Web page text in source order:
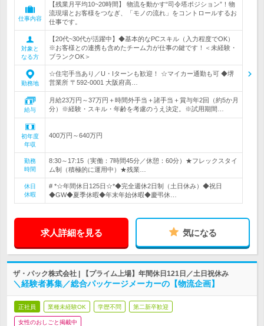
仕事内容
【残業月平均10~20時間】 物流を動かす“司令塔ポジション”！物
流現場とお客様をつなぎ、「モノの流れ」をコントロールするお
仕事です。
対象と
なる方
【20代~30代が活躍中】◆基本的なPCスキル（入力程度でOK）
※お客様との連携も含めたチーム力が仕事の鍵です！＜未経験・
ブランクOK＞
勤務地
☆住宅手当あり／U・Iターンも歓迎！ ☆マイカー通勤も可 ◆堺
営業所 〒592-0001 大阪府高…
給与
月給23万円～37万円＋時間外手当＋諸手当＋賞与年2回（約5か月
分）※経験・スキル・年齢を考慮のうえ決定。※試用期間…
初年度
年収
400万円～640万円
勤務
時間
8:30～17:15（実働：7時間45分／休憩：60分）★フレックスタイ
ム制（積極的に運用中）★残業…
休日
休暇
# *☆年間休日125日☆*◆完全週休2日制（土日休み）◆祝日
◆GW◆夏季休暇◆年末年始休暇◆慶弔休…
求人詳細を見る 気になる
ザ・パック株式会社 | 【プライム上場】年間休日121日／土日祝休み
＼経験者募集／総合パッケージメーカーの【物流企画】
正社員 業種未経験OK 学歴不問 第二新卒歓迎
女性のおしごと掲載中